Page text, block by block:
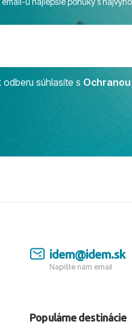
na moment nenudil,
dostatok priestoru
Magic Life
svedomím
bezstarostnú
úrovni. Všetko bolo
tešíme, kam s nami
Ďakujeme za skvelé
pozdravom a
odberu súhlasíte s
idem@idem.sk
Napíšte nám email
Populárne destinácie